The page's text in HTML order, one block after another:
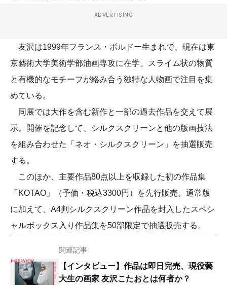
ADVERTISING
友沢は1999年フランス・ボルドー生まれで、現在は東
京藝術大学美術学部油画専攻に在学。スライム状の物質
と有機的なモチーフが絡み合う独特な人物画で注目を集
めている。
同展では大作を含む新作と一部の過去作品を交えて展
示。開催を記念して、シルクスクリーンと他の版画技法
を組み合わせた「ネオ・シルクスクリーン」を抽選販売
する。
このほか、主要作品80点以上を収録した初の作品集
「KOTAO」（予価・税込3300円）を先行販売。通常版
に加えて、A4判シルクスクリーン作品を封入したスペシ
ャルボックス入り作品集を50部限定で抽選販売する。
関連記事
【インタビュー】作品は即日完売、現役藝
大生の画家 友沢こたおとは何者か？